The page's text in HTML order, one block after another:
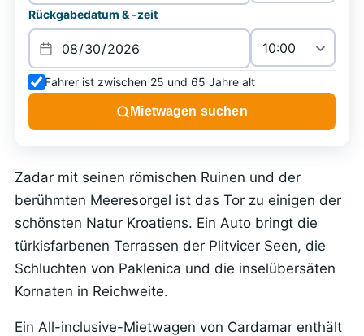
Zadar mit seinen römischen Ruinen und der
berühmten Meeresorgel ist das Tor zu einigen der
schönsten Natur Kroatiens. Ein Auto bringt die
türkisfarbenen Terrassen der Plitvicer Seen, die
Schluchten von Paklenica und die inselübersäten
Kornaten in Reichweite.
Ein All-inclusive-Mietwagen von Cardamar enthält
Rückgabedatum & -zeit
Fahrer ist zwischen 25 und 65 Jahre alt
Mietwagen suchen